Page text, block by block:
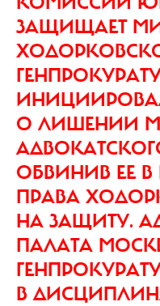
ЗАЩИЩАЕТ
О ЛИШЕНИИ
ОБВИНИВ ЕЕ
ПРАВА
НА ЗАЩИТУ.
ПАЛАТА
В